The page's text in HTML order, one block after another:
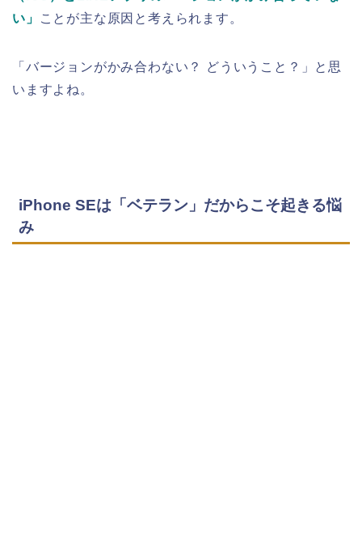
い」
ことが主な原因と考えられます。
「バージョンがかみ合わない？ どういうこと？」と思
いますよね。
iPhone SEは「ベテラン」だからこそ起きる悩
み